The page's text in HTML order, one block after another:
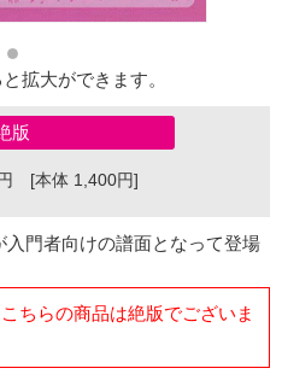
拡大ができます。
版
[本体 1,400円]
門者向けの譜面となって登場
ちらの商品は絶版でございま